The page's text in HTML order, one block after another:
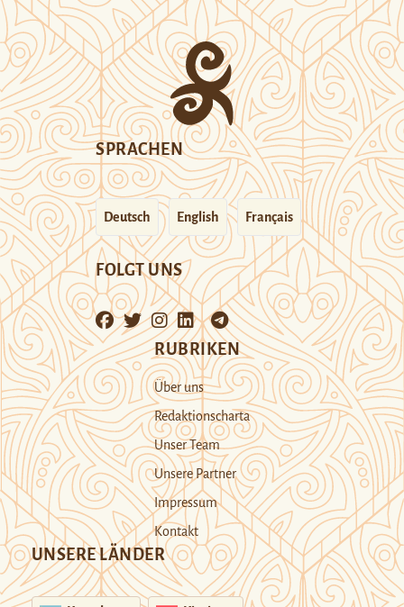
SPRACHEN
Deutsch English Français
FOLGT UNS
RUBRIKEN
Über uns
Redaktionscharta
Unser Team
Unsere Partner
Impressum
Kontakt
UNSERE LÄNDER